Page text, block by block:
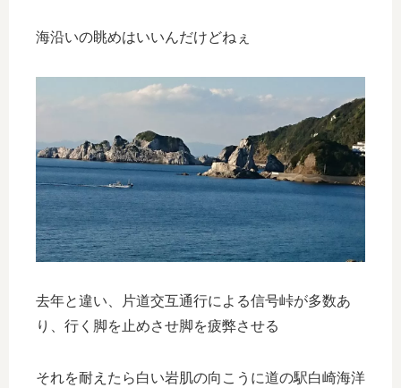
海沿いの眺めはいいんだけどねぇ
去年と違い、片道交互通行による信号峠が多数あ
り、行く脚を止めさせ脚を疲弊させる
それを耐えたら白い岩肌の向こうに道の駅白崎海洋